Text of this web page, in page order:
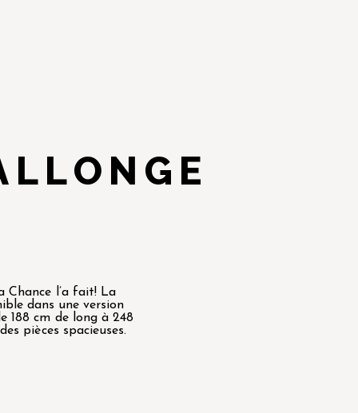
Chance l’a fait! La
dans une version
188 cm de long à 248
pièces spacieuses.